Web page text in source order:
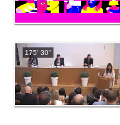
175' 30''